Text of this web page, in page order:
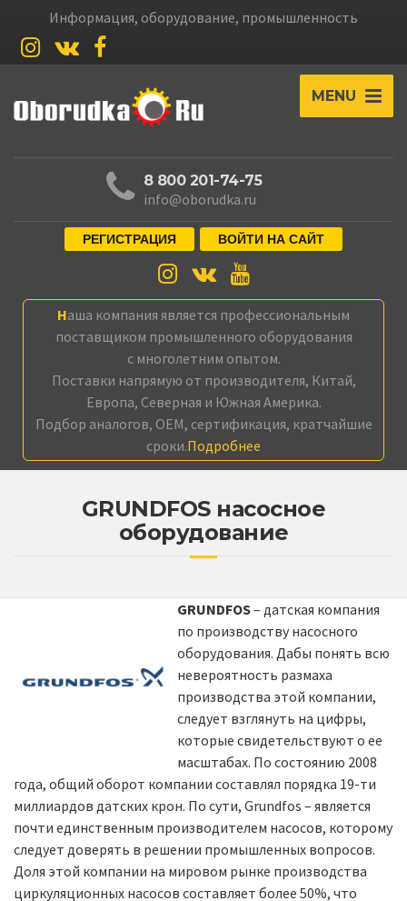
Информация, оборудование, промышленность
MENU
8 800 201-74-75
info@oborudka.ru
РЕГИСТРАЦИЯ ВОЙТИ НА САЙТ
Наша компания является профессиональным
поставщиком промышленного оборудования
с многолетним опытом.
Поставки напрямую от производителя, Китай,
Европа, Северная и Южная Америка.
Подбор аналогов, OEM, сертификация, кратчайшие
сроки.Подробнее
GRUNDFOS насосное
оборудование
GRUNDFOS– датская компания
по производству насосного
оборудования. Дабы понять всю
невероятность размаха
производства этой компании,
следует взглянуть на цифры,
которые свидетельствуют о ее
масштабах. По состоянию 2008
года, общий оборот компании составлял порядка 19-ти
миллиардов датских крон. По сути, Grundfos – является
почти единственным производителем насосов, которому
следует доверять в решении промышленных вопросов.
Доля этой компании на мировом рынке производства
циркуляционных насосов составляет более 50%, что